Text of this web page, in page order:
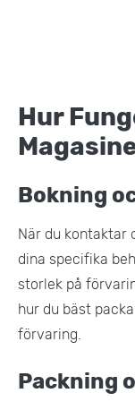
Hur
Bokning
När du kontaktar
dina specifika
storlek på
hur du bäst
förvaring.
Packning